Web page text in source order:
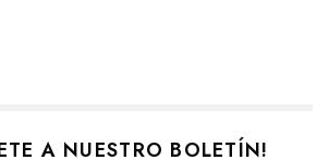
A NUESTRO BOLETÍN!